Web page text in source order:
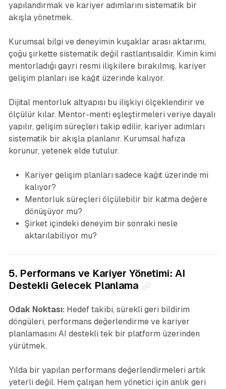
yapılandırmak ve kariyer adımlarını sistematik bir
akışla yönetmek.
Kurumsal bilgi ve deneyimin kuşaklar arası aktarımı,
çoğu şirkette sistematik değil rastlantısaldir. Kimin kimi
mentorladığı gayri resmi ilişkilere bırakılmış, kariyer
gelişim planları ise kağıt üzerinde kalıyor.
Dijital mentorluk altyapısı bu ilişkiyi ölçeklendirir ve
ölçülür kılar. Mentor-menti eşleştirmeleri veriye dayalı
yapılır, gelişim süreçleri takip edilir, kariyer adımları
sistematik bir akışla planlanır. Kurumsal hafıza
korunur, yetenek elde tutulur.
Kariyer gelişim planları sadece kağıt üzerinde mi
kalıyor?
Mentorluk süreçleri ölçülebilir bir katma değere
dönüşüyor mu?
Şirket içindeki deneyim bir sonraki nesle
aktarılabiliyor mu?
5. Performans ve Kariyer Yönetimi: AI
Destekli Gelecek Planlama
Odak Noktası: Hedef takibi, sürekli geri bildirim
döngüleri, performans değerlendirme ve kariyer
planlamasını AI destekli tek bir platform üzerinden
yürütmek.
Yılda bir yapılan performans değerlendirmeleri artık
yeterli değil. Hem çalışan hem yönetici için anlık geri